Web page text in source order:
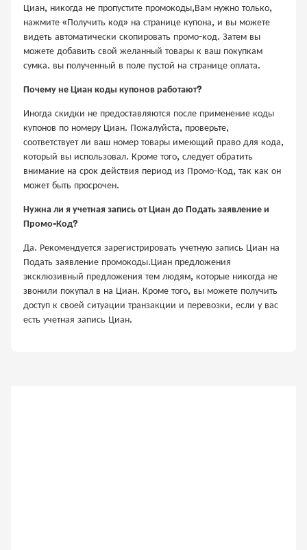
Циан, никогда не пропустите промокоды,Вам нужно только,
нажмите «Получить код» на странице купона, и вы можете
видеть автоматически скопировать промо-код. Затем вы
можете добавить свой желанный товары к ваш покупкам
сумка. вы полученный в поле пустой на странице оплата.
Почему не Циан коды купонов работают?
Иногда скидки не предоставляются после применение коды
купонов по номеру Циан. Пожалуйста, проверьте,
соответствует ли ваш номер товары имеющий право для кода,
который вы использовал. Кроме того, следует обратить
внимание на срок действия период из Промо-Код, так как он
может быть просрочен.
Нужна ли я учетная запись от Циан до Подать заявление и
Промо-Код?
Да. Рекомендуется зарегистрировать учетную запись Циан на
Подать заявление промокоды.Циан предложения
эксклюзивный предложения тем людям, которые никогда не
звонили покупал в на Циан. Кроме того, вы можете получить
доступ к своей ситуации транзакции и перевозки, если у вас
есть учетная запись Циан.